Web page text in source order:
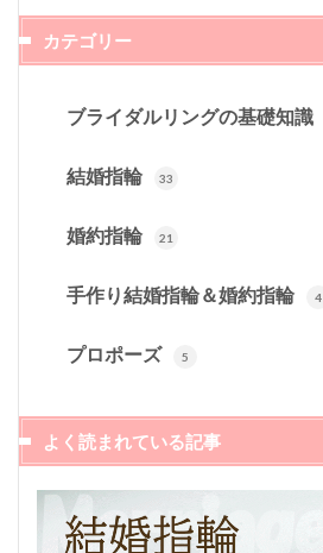
カテゴリー
ブライダルリングの基礎知識
結婚指輪 33
婚約指輪 21
手作り結婚指輪＆婚約指輪 4
プロポーズ 5
よく読まれている記事